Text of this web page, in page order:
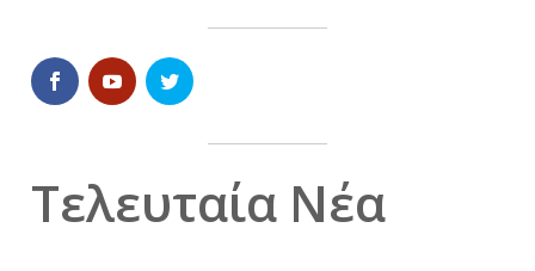
Τελευταία Νέα